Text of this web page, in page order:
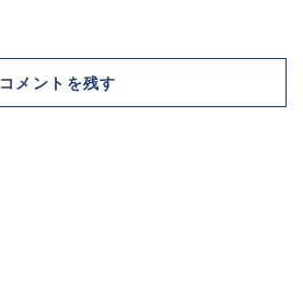
コメントを残す